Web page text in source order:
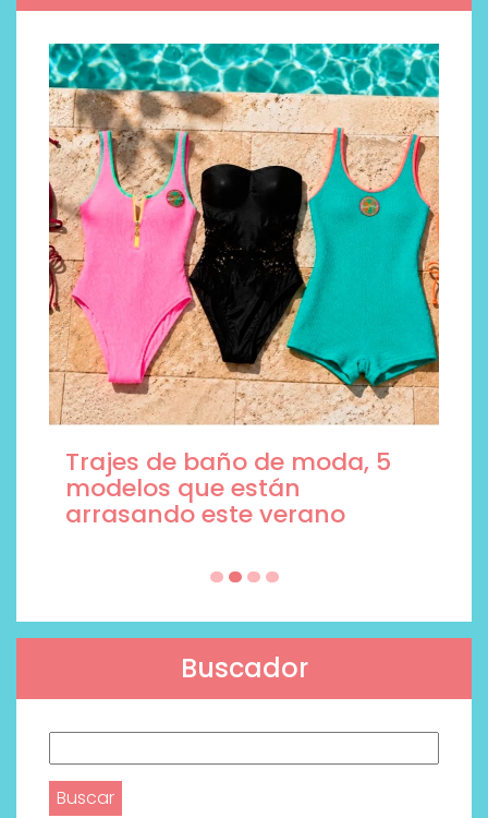
Trajes de baño de moda, 5
modelos que están
arrasando este verano
Buscador